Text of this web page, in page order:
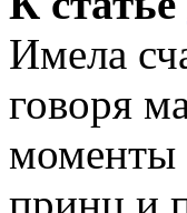
Имела
говоря
моменты